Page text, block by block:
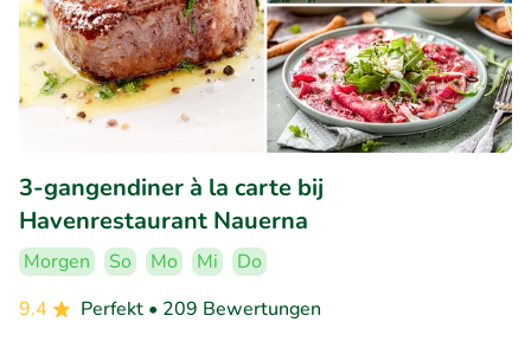
3-gangendiner à la carte bij
Havenrestaurant Nauerna
Morgen So Mo Mi
Do
9.4
Perfekt • 209 Bewertungen